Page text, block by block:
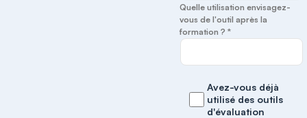
Quelle utilisation envisagez-
vous de l'outil après la
formation ? *
Avez-vous déjà
utilisé des outils
d'évaluation